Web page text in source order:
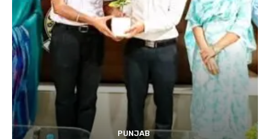
PUNJAB